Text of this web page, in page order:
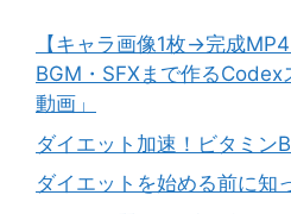
【キャラ画像1枚→完成
BGM・SFXまで作るCodex
動画」
ダイエット加速！ビタミン
ダイエットを始める前に知